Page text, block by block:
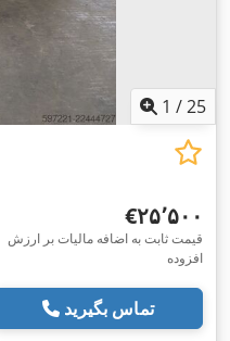
1 /25
‎€۲۵٬۵۰۰
قیمت ثابت به اضافه مالیات بر ارزش
افزوده
تماس بگیرید